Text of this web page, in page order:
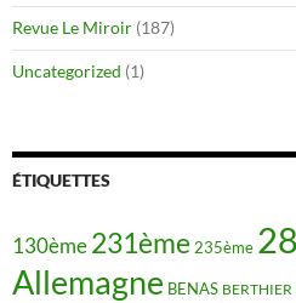
Revue Le Miroir (187)
Uncategorized (1)
ÉTIQUETTES
130ème231ème 235ème
Allemagne BENAS BERTHIER